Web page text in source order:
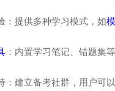
：提供多种学习模式，如
：内置学习笔记、错题集
：建立备考社群，用户可